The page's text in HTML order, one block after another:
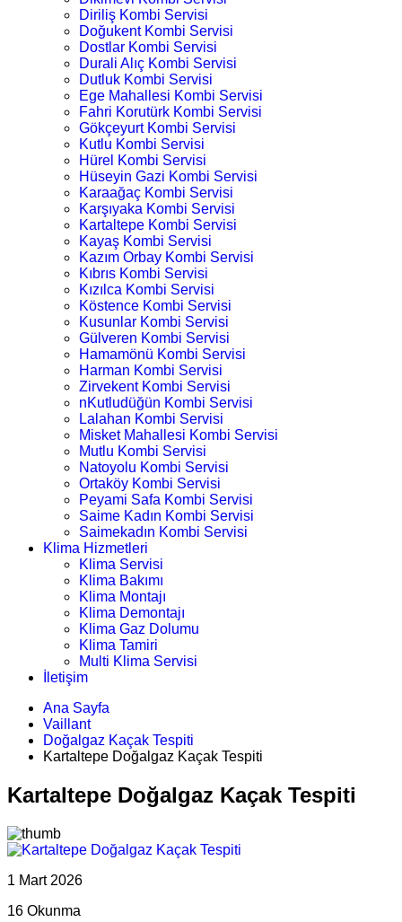
Diriliş Kombi Servisi
Doğukent Kombi Servisi
Dostlar Kombi Servisi
Durali Alıç Kombi Servisi
Dutluk Kombi Servisi
Ege Mahallesi Kombi Servisi
Fahri Korutürk Kombi Servisi
Gökçeyurt Kombi Servisi
Kutlu Kombi Servisi
Hürel Kombi Servisi
Hüseyin Gazi Kombi Servisi
Karaağaç Kombi Servisi
Karşıyaka Kombi Servisi
Kartaltepe Kombi Servisi
Kayaş Kombi Servisi
Kazım Orbay Kombi Servisi
Kıbrıs Kombi Servisi
Kızılca Kombi Servisi
Köstence Kombi Servisi
Kusunlar Kombi Servisi
Gülveren Kombi Servisi
Hamamönü Kombi Servisi
Harman Kombi Servisi
Zirvekent Kombi Servisi
nKutludüğün Kombi Servisi
Lalahan Kombi Servisi
Misket Mahallesi Kombi Servisi
Mutlu Kombi Servisi
Natoyolu Kombi Servisi
Ortaköy Kombi Servisi
Peyami Safa Kombi Servisi
Saime Kadın Kombi Servisi
Saimekadın Kombi Servisi
Klima Hizmetleri
Klima Servisi
Klima Bakımı
Klima Montajı
Klima Demontajı
Klima Gaz Dolumu
Klima Tamiri
Multi Klima Servisi
İletişim
Ana Sayfa
Vaillant
Doğalgaz Kaçak Tespiti
Kartaltepe Doğalgaz Kaçak Tespiti
Kartaltepe Doğalgaz Kaçak Tespiti
1 Mart 2026
16 Okunma